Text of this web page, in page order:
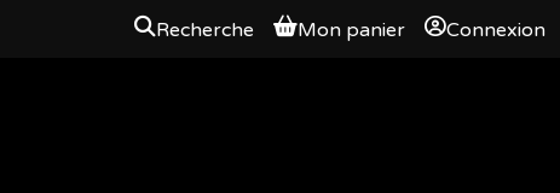
Recherche Mon panier Connexion